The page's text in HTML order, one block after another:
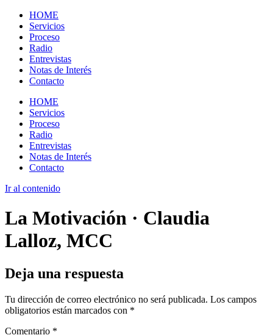
HOME
Servicios
Proceso
Radio
Entrevistas
Notas de Interés
Contacto
HOME
Servicios
Proceso
Radio
Entrevistas
Notas de Interés
Contacto
Ir al contenido
La Motivación · Claudia
Lalloz, MCC
Deja una respuesta
Tu dirección de correo electrónico no será publicada. Los campos
obligatorios están marcados con *
Comentario *